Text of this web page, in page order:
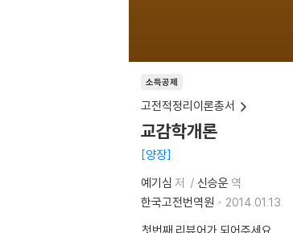
소득공제
고전적정리이론총서
교감학개론
양장
예기심 저 신승운 역
한국고전번역원
2014.01.13.